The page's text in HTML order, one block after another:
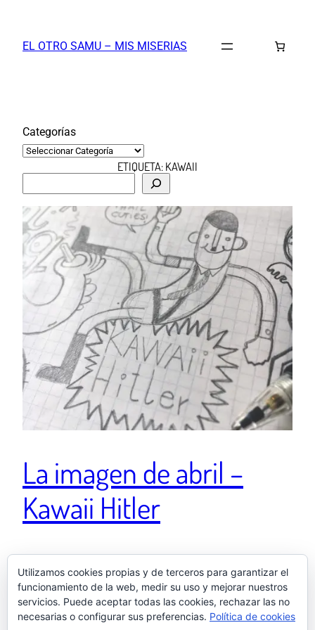
contenido
EL OTRO SAMU – MIS MISERIAS
Categorías
ETIQUETA:KAWAII
s
c
a
r
La imagen de abril –
Kawaii Hitler
A veces vuelvo a hacer dibujos en los márgenes de
mis apuntes por puro romanticismo Una publicación
compartida de El otro Samu (@elotrosamu) el 30 Abr,
2018 a las 8:52 PDT
Utilizamos cookies propias y de terceros para garantizar el
funcionamiento de la web, medir su uso y mejorar nuestros
servicios. Puede aceptar todas las cookies, rechazar las no
necesarias o configurar sus preferencias. Política de cookies